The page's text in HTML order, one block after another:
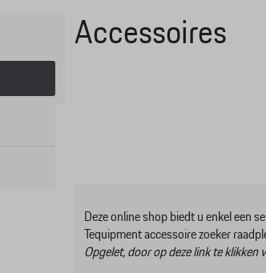
Accessoires
Deze online shop biedt u enkel een
Tequipment accessoire zoeker
Opgelet, door op deze link te klikken